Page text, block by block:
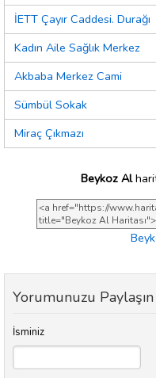
İETT Çayır Caddesi. Durağı
Kadın Aile Sağlık Merkez
Akbaba Merkez Cami
Sümbül Sokak
Miraç Çıkmazı
Beykoz Al
Yorumunuzu Paylaşın
İsminiz